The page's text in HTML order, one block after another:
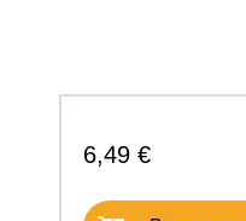
6,49 €